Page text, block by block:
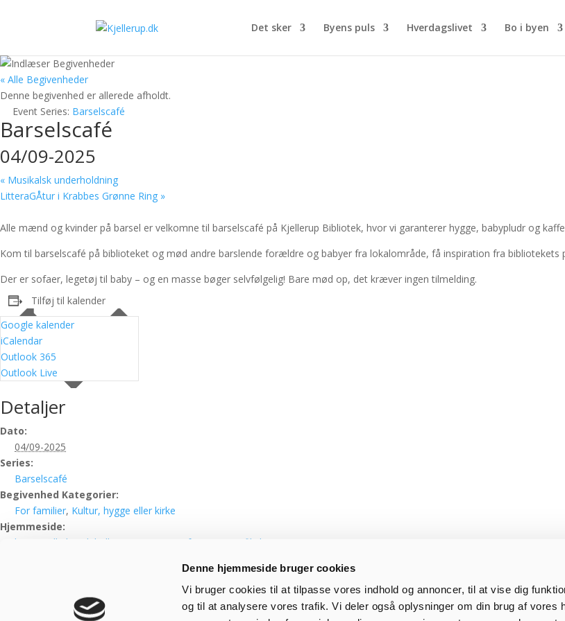
Denne hjemmeside bruger cookies
Vi bruger cookies til at tilpasse vores indhold og annoncer, til at vise dig
og til at analysere vores trafik. Vi deler også oplysninger om din brug af vores
Det sker Byens puls Hverdagslivet Bo i byen
« Alle Begivenheder
Denne begivenhed er allerede afholdt.
Event Series: Barselscafé
Barselscafé
04/09-2025
« Musikalsk underholdning
LitteraGÅtur i Krabbes Grønne Ring »
Alle mænd og kvinder på barsel er velkomne til barselscafé på Kjellerup Bibliotek, hvor vi garanterer hygge, babypludr og
Kom til barselscafé på biblioteket og mød andre barslende forældre og babyer fra lokalområde, få inspiration fra bibliotekets
Der er sofaer, legetøj til baby – og en masse bøger selvfølgelig! Bare mød op, det kræver ingen tilmelding.
Tilføj til kalender
Google kalender
iCalendar
Outlook 365
Outlook Live
Detaljer
Dato:
04/09-2025
Series:
Barselscafé
Begivenhed Kategorier:
For familier, Kultur, hygge eller kirke
Hjemmeside:
https://silkeborgbib.dk/arrangementer?f%5B0%5D=filial%3A12
Kjellerup Bibliotek